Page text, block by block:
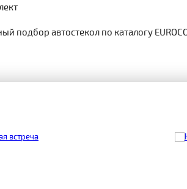
подбор автостекол по каталогу